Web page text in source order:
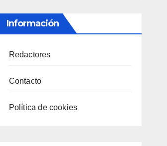
Información
Redactores
Contacto
Política de cookies